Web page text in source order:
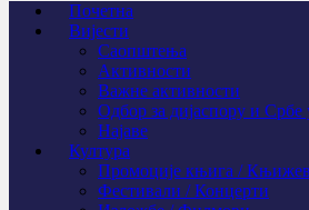
Почетна
Вијести
Саопштења
Активности
Важне активности
Одбор за дијаспору и Србе
Најаве
Култура
Промоције књига /
Фестивали / Концерти